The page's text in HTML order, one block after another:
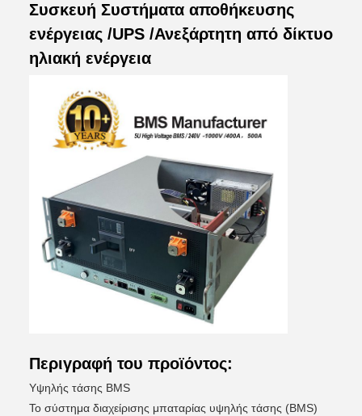
Συσκευή Συστήματα αποθήκευσης
ενέργειας /UPS /Ανεξάρτητη από δίκτυο
ηλιακή ενέργεια
Περιγραφή του προϊόντος:
Υψηλής τάσης BMS
Το σύστημα διαχείρισης μπαταρίας υψηλής τάσης (BMS)